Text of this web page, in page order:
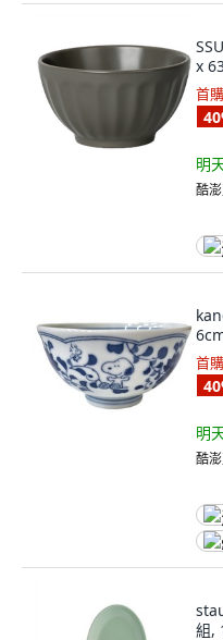
x
首
40
明
酷
首
40
明
酷
組,